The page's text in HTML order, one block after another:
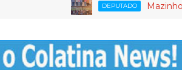
DEPUTADO Mazinho dos